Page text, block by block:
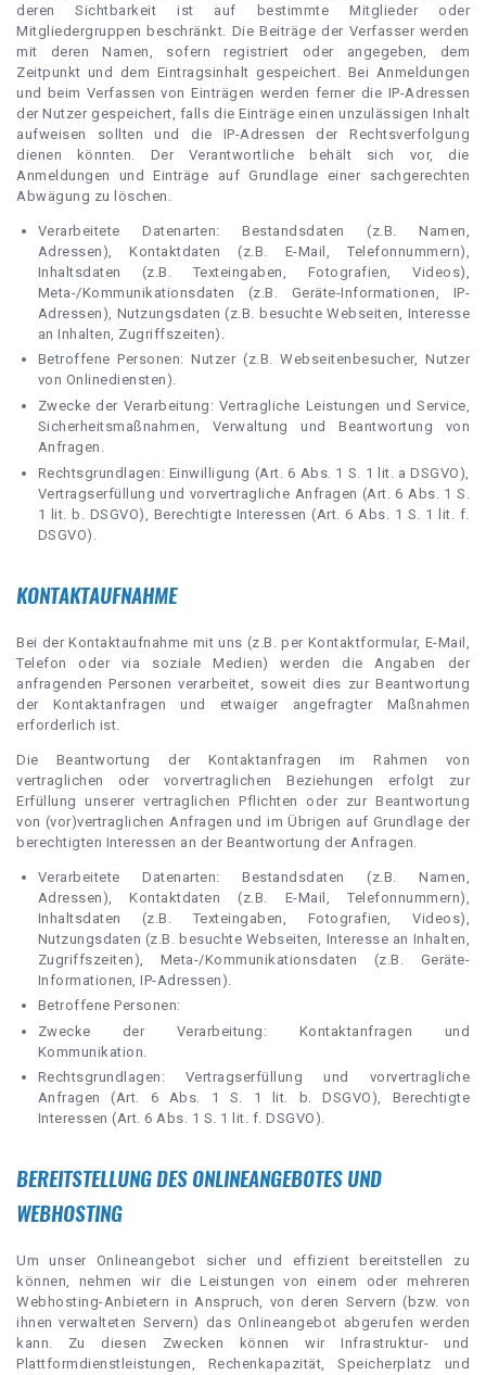
deren Sichtbarkeit ist auf bestimmte Mitglieder oder
Mitgliedergruppen beschränkt. Die Beiträge der Verfasser werden
mit deren Namen, sofern registriert oder angegeben, dem
Zeitpunkt und dem Eintragsinhalt gespeichert. Bei Anmeldungen
und beim Verfassen von Einträgen werden ferner die IP-Adressen
der Nutzer gespeichert, falls die Einträge einen unzulässigen Inhalt
aufweisen sollten und die IP-Adressen der Rechtsverfolgung
dienen könnten. Der Verantwortliche behält sich vor, die
Anmeldungen und Einträge auf Grundlage einer sachgerechten
Abwägung zu löschen.
Verarbeitete Datenarten: Bestandsdaten (z.B. Namen,
Adressen), Kontaktdaten (z.B. E-Mail, Telefonnummern),
Inhaltsdaten (z.B. Texteingaben, Fotografien, Videos),
Meta-/Kommunikationsdaten (z.B. Geräte-Informationen, IP-
Adressen), Nutzungsdaten (z.B. besuchte Webseiten, Interesse
an Inhalten, Zugriffszeiten).
Betroffene Personen: Nutzer (z.B. Webseitenbesucher, Nutzer
von Onlinediensten).
Zwecke der Verarbeitung: Vertragliche Leistungen und Service,
Sicherheitsmaßnahmen, Verwaltung und Beantwortung von
Anfragen.
Rechtsgrundlagen: Einwilligung (Art. 6 Abs. 1 S. 1 lit. a DSGVO),
Vertragserfüllung und vorvertragliche Anfragen (Art. 6 Abs. 1 S.
1 lit. b. DSGVO), Berechtigte Interessen (Art. 6 Abs. 1 S. 1 lit. f.
DSGVO).
KONTAKTAUFNAHME
Bei der Kontaktaufnahme mit uns (z.B. per Kontaktformular, E-Mail,
Telefon oder via soziale Medien) werden die Angaben der
anfragenden Personen verarbeitet, soweit dies zur Beantwortung
der Kontaktanfragen und etwaiger angefragter Maßnahmen
erforderlich ist.
Die Beantwortung der Kontaktanfragen im Rahmen von
vertraglichen oder vorvertraglichen Beziehungen erfolgt zur
Erfüllung unserer vertraglichen Pflichten oder zur Beantwortung
von (vor)vertraglichen Anfragen und im Übrigen auf Grundlage der
berechtigten Interessen an der Beantwortung der Anfragen.
Verarbeitete Datenarten: Bestandsdaten (z.B. Namen,
Adressen), Kontaktdaten (z.B. E-Mail, Telefonnummern),
Inhaltsdaten (z.B. Texteingaben, Fotografien, Videos),
Nutzungsdaten (z.B. besuchte Webseiten, Interesse an Inhalten,
Zugriffszeiten), Meta-/Kommunikationsdaten (z.B. Geräte-
Informationen, IP-Adressen).
Betroffene Personen:
Zwecke der Verarbeitung: Kontaktanfragen und
Kommunikation.
Rechtsgrundlagen: Vertragserfüllung und vorvertragliche
Anfragen (Art. 6 Abs. 1 S. 1 lit. b. DSGVO), Berechtigte
Interessen (Art. 6 Abs. 1 S. 1 lit. f. DSGVO).
BEREITSTELLUNG DES ONLINEANGEBOTES UND
WEBHOSTING
Um unser Onlineangebot sicher und effizient bereitstellen zu
können, nehmen wir die Leistungen von einem oder mehreren
Webhosting-Anbietern in Anspruch, von deren Servern (bzw. von
ihnen verwalteten Servern) das Onlineangebot abgerufen werden
kann. Zu diesen Zwecken können wir Infrastruktur- und
Plattformdienstleistungen, Rechenkapazität, Speicherplatz und